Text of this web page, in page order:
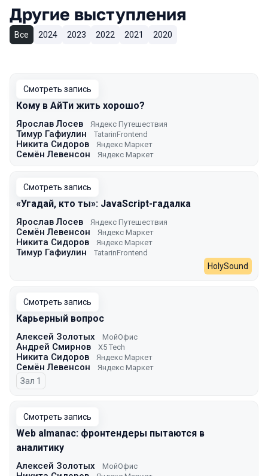
Другие выступления
Все 2024 2023 2022 2021 2020
Смотреть запись
Кому в АйТи жить хорошо?
Ярослав Лосев Яндекс Путешествия
Тимур Гафиулин TatarinFrontend
Никита Сидоров Яндекс Маркет
Семён Левенсон Яндекс Маркет
Смотреть запись
«Угадай, кто ты»: JavaScript-гадалка
Ярослав Лосев Яндекс Путешествия
Семён Левенсон Яндекс Маркет
Никита Сидоров Яндекс Маркет
Тимур Гафиулин TatarinFrontend
HolySound
Смотреть запись
Карьерный вопрос
Алексей Золотых МойОфис
Андрей Смирнов X5 Tech
Никита Сидоров Яндекс Маркет
Семён Левенсон Яндекс Маркет
Зал 1
Смотреть запись
Web almanac: фронтендеры пытаются в
аналитику
Алексей Золотых МойОфис